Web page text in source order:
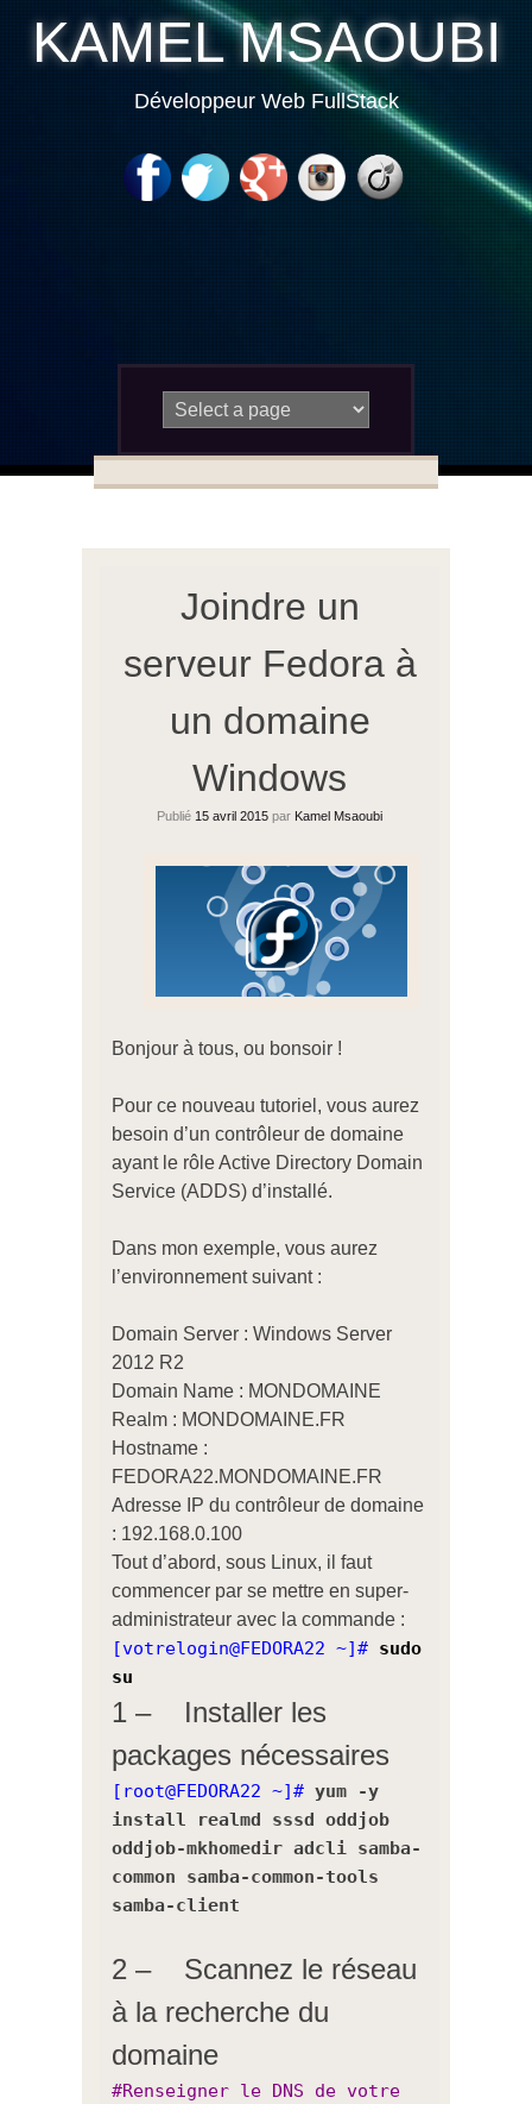
KAMEL MSAOUBI
Développeur Web FullStack
Skip to content
Joindre un
serveur Fedora à
un domaine
Windows
Publié 15 avril 2015 par Kamel Msaoubi
Bonjour à tous, ou bonsoir !
Pour ce nouveau tutoriel, vous aurez
besoin d’un contrôleur de domaine
ayant le rôle Active Directory Domain
Service (ADDS) d’installé.
Dans mon exemple, vous aurez
l’environnement suivant :
Domain Server : Windows Server
2012 R2
Domain Name : MONDOMAINE
Realm : MONDOMAINE.FR
Hostname :
FEDORA22.MONDOMAINE.FR
Adresse IP du contrôleur de domaine
: 192.168.0.100
Tout d’abord, sous Linux, il faut
commencer par se mettre en super-
administrateur avec la commande :
[votrelogin@FEDORA22 ~]# sudo
su
1 – Installer les
packages nécessaires
[root@FEDORA22 ~]# yum -y
install realmd sssd oddjob
oddjob-mkhomedir adcli samba-
common samba-common-tools
samba-client
2 – Scannez le réseau
à la recherche du
domaine
#Renseigner le DNS de votre